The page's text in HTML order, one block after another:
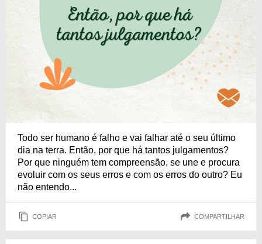
Todo ser humano é falho e vai falhar até o seu último
dia na terra. Então, por que há tantos julgamentos?
Por que ninguém tem compreensão, se une e procura
evoluir com os seus erros e com os erros do outro? Eu
não entendo...
COPIAR COMPARTILHAR